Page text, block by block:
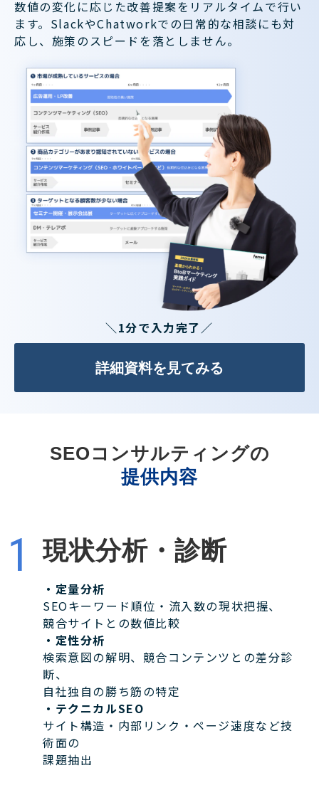
数値の変化に応じた改善提案をリアルタイムで行い
ます。SlackやChatworkでの日常的な相談にも対
応し、施策のスピードを落としません。
＼1分で入力完了／
詳細資料を見てみる
SEOコンサルティングの
提供内容
現状分析・診断
・定量分析
SEOキーワード順位・流入数の現状把握、
競合サイトとの数値比較
・定性分析
検索意図の解明、競合コンテンツとの差分診
断、
自社独自の勝ち筋の特定
・テクニカルSEO
サイト構造・内部リンク・ページ速度など技
術面の
課題抽出